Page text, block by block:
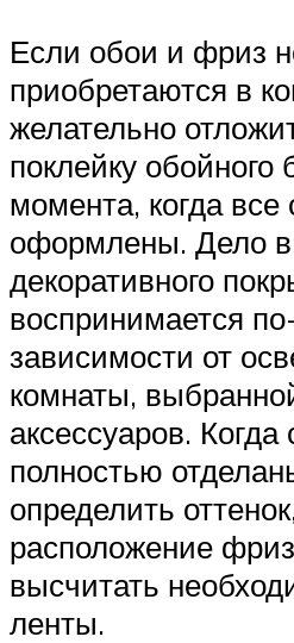
Если обои и фриз
приобретаются в
желательно
поклейку обойного
момента, когда
оформлены. Дело в
декоративного
воспринимается
зависимости от
комнаты,
аксессуаров. Когда
полностью
определить
расположение
высчитать
ленты.